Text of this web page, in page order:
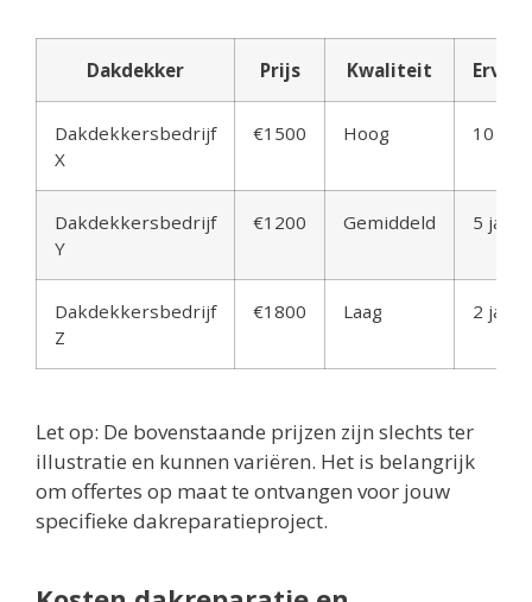
Dakdekker Prijs Kwaliteit
Dakdekkersbedrijf
X
€1500 Hoog 10 jaar
Dakdekkersbedrijf
Y
€1200 Gemiddeld 5 jaar
Dakdekkersbedrijf
Z
€1800 Laag 2 jaar
Let op: De bovenstaande prijzen zijn slechts ter
illustratie en kunnen variëren. Het is belangrijk
om offertes op maat te ontvangen voor jouw
specifieke dakreparatieproject.